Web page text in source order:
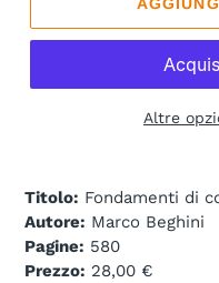
Altre
Titolo: Fondamenti di
Autore: Marco Beghini
Pagine: 580
Prezzo: 28,00 €